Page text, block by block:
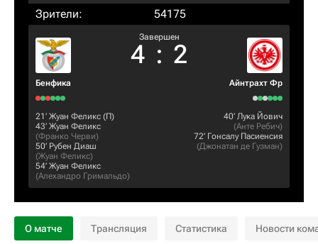
Зрители:
54175
Бенфика
Завершен
4 : 2
Айнтрахт Фр
21‎’‎ Жуан Феликс (П)
43‎’‎ Жуан Феликс
(Франко Черви)
50‎’‎ Рубен Диаш
(Жуан Феликс)
54‎’‎ Жуан Феликс
(Алехандро Гримальдо)
40‎’‎ Лука Йович
(Анте Ребич)
72‎’‎ Гонсалу Пасиенсия
(Джонатан де Гузман)
О матче Трансляция Статистика Новости